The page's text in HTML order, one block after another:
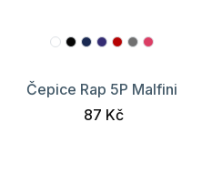
Čepice Rap 5P Malfini
87 Kč